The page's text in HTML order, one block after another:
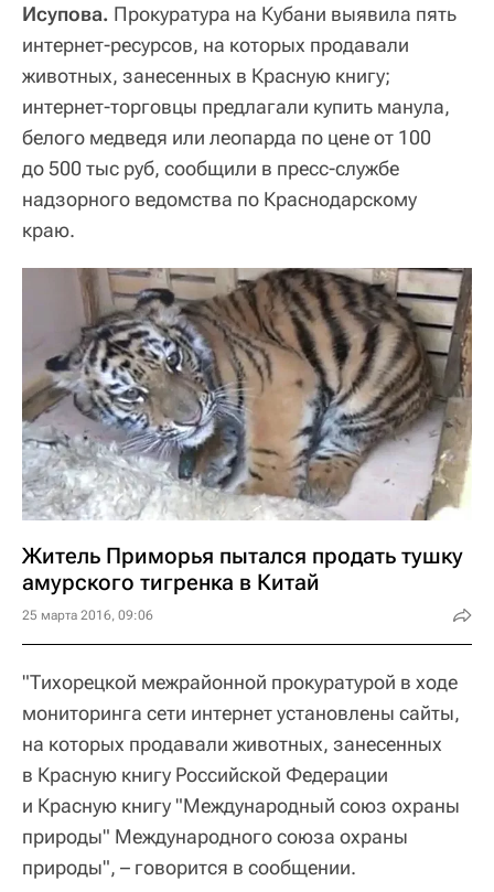
Исупова. Прокуратура на Кубани выявила пять
интернет-ресурсов, на которых продавали
животных, занесенных в Красную книгу;
интернет-торговцы предлагали купить манула,
белого медведя или леопарда по цене от 100
до 500 тыс руб, сообщили в пресс-службе
надзорного ведомства по Краснодарскому
краю.
Житель Приморья пытался продать тушку
амурского тигренка в Китай
25 марта 2016, 09:06
"Тихорецкой межрайонной прокуратурой в ходе
мониторинга сети интернет установлены сайты,
на которых продавали животных, занесенных
в Красную книгу Российской Федерации
и Красную книгу "Международный союз охраны
природы" Международного союза охраны
природы", – говорится в сообщении.